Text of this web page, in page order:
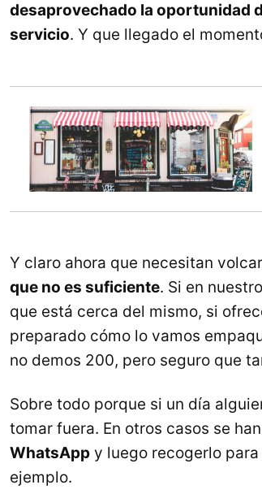
desaprovechado la oportunidad
servicio. Y que llegado el
Y claro ahora que necesitan
que no es suficiente. Si en
que está cerca del mismo, si
preparado cómo lo vamos
no demos 200, pero seguro que
Sobre todo porque si un día
tomar fuera. En otros casos se
WhatsApp y luego recogerlo
ejemplo.